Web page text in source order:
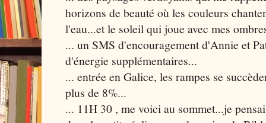
horizons de beauté où les couleurs
l'eau...et le soleil qui joue avec mes
... un SMS d'encouragement d'Annie et
d'énergie supplémentaires...
... entrée en Galice, les rampes se
plus de 8%...
... 11H 30 , me voici au sommet...je